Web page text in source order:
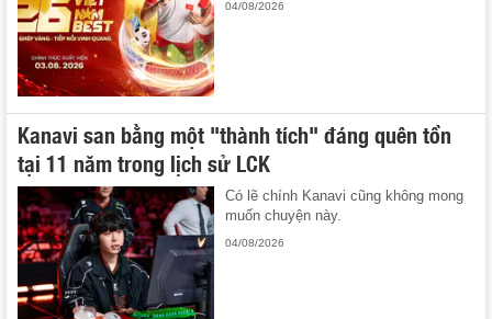
04/08/2026
Kanavi san bằng một "thành tích" đáng quên tồn
tại 11 năm trong lịch sử LCK
Có lẽ chính Kanavi cũng không mong
muốn chuyện này.
04/08/2026